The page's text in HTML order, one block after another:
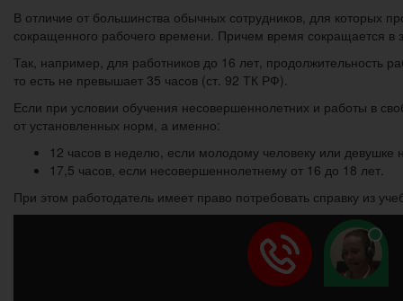
В отличие от большинства обычных сотрудников, для которых
сокращенного рабочего времени. Причем время сокращается в
Так, например, для работников до 16 лет, продолжительность
то есть не превышает 35 часов (ст. 92 ТК РФ).
Если при условии обучения несовершеннолетних и работы в
от установленных норм, а именно:
12 часов в неделю, если молодому человеку или девушке
17,5 часов, если несовершеннолетнему от 16 до 18 лет.
При этом работодатель имеет право потребовать справку из